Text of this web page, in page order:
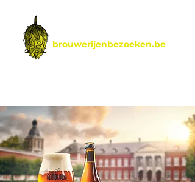
brouwerijenbezoeken.be